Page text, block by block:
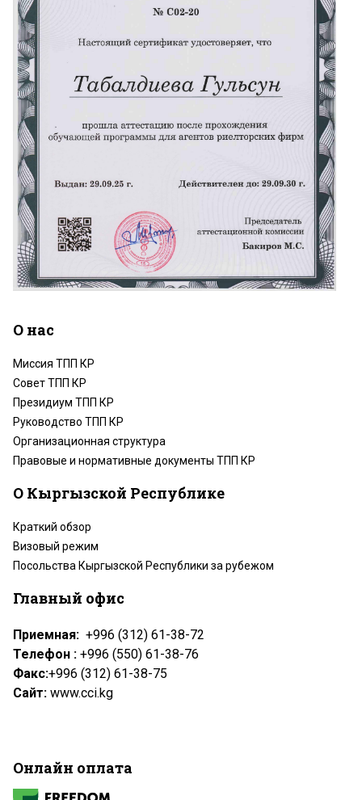
О нас
Миссия ТПП КР
Совет ТПП КР
Президиум ТПП КР
Руководство ТПП КР
Организационная структура
Правовые и нормативные документы ТПП КР
О Кыргызской Республике
Краткий обзор
Визовый режим
Посольства Кыргызской Республики за рубежом
Главный офис
Приемная: +996 (312) 61-38-72
Телефон : +996 (550) 61-38-76
Факс:+996 (312) 61-38-75
Сайт: www.cci.kg
Онлайн оплата